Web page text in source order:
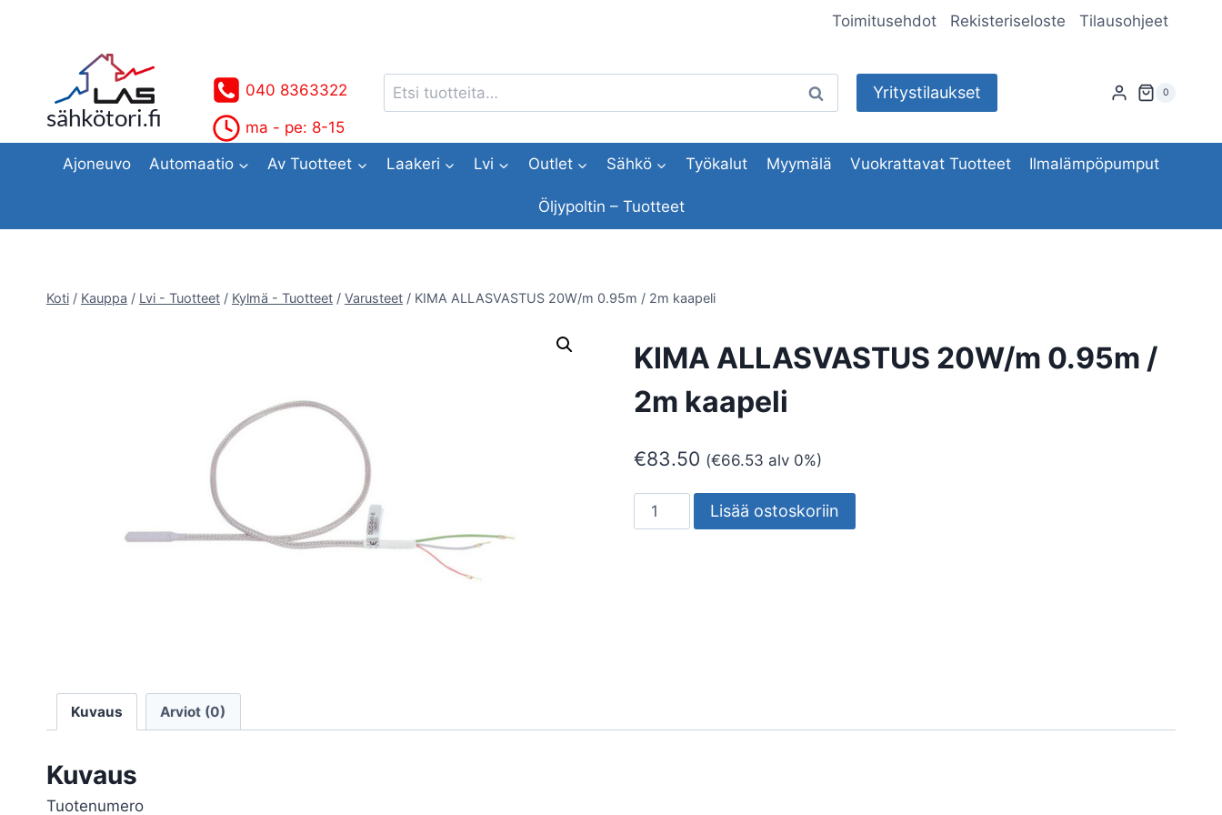
Toimitusehdot Rekisteriseloste Tilausohjeet
sähkötori.fi
040 8363322
ma - pe: 8-15
Etsi: Haku Yritystilaukset 0
Ajoneuvo Automaatio Av Tuotteet Laakeri Lvi Outlet Sähkö Työkalut Myymälä Vuokrattavat Tuotteet Ilmalämpöpumput
Öljypoltin – Tuotteet
Koti / Kauppa / Lvi - Tuotteet / Kylmä - Tuotteet / Varusteet / KIMA ALLASVASTUS 20W/m 0.95m / 2m kaapeli
KIMA ALLASVASTUS 20W/m 0.95m /
2m kaapeli
€83.50 (€66.53 alv 0%)
KIMA
ALLASVASTUS
Lisää ostoskoriin
Kuvaus Arviot (0)
Kuvaus
Tuotenumero